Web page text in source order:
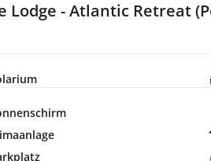
- Atlantic Retreat